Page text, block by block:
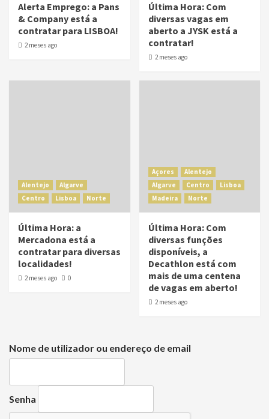
Alerta Emprego: a Pans
& Company está a
contratar para LISBOA!
2 meses ago
Última Hora: Com
diversas vagas em
aberto a JYSK está a
contratar!
2 meses ago
Alentejo
Algarve
Centro
Lisboa Norte
Última Hora: a
Mercadona está a
contratar para diversas
localidades!
2 meses ago 0
Açores
Alentejo
Algarve
Centro
Lisboa
Madeira
Norte
Última Hora: Com
diversas funções
disponíveis, a
Decathlon está com
mais de uma centena
de vagas em aberto!
2 meses ago
Nome de utilizador ou endereço de email
Senha